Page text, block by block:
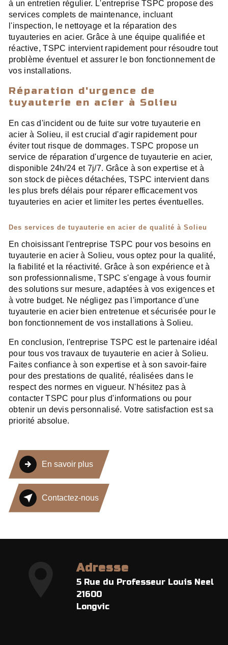
à un entretien régulier. L'entreprise TSPC propose des
services complets de maintenance, incluant
l'inspection, le nettoyage et la réparation des
tuyauteries en acier. Grâce à une équipe qualifiée et
réactive, TSPC intervient rapidement pour résoudre tout
problème éventuel et assurer le bon fonctionnement de
vos installations.
Réparation d'urgence de
tuyauterie en acier à Solieu
En cas d'incident ou de fuite sur votre tuyauterie en
acier à Solieu, il est crucial d'agir rapidement pour
éviter tout risque de dommages. TSPC propose un
service de réparation d'urgence de tuyauterie en acier,
disponible 24h/24 et 7j/7. Grâce à son expertise et à
son stock de pièces détachées, TSPC intervient dans
les plus brefs délais pour réparer efficacement vos
tuyauteries en acier et limiter les pertes éventuelles.
Des services de tuyauterie en acier de qualité à Solieu
En choisissant l'entreprise TSPC pour vos besoins en
tuyauterie en acier à Solieu, vous optez pour la qualité,
la fiabilité et la réactivité. Grâce à son expérience et à
son professionnalisme, TSPC s'engage à vous fournir
des solutions sur mesure, adaptées à vos exigences et
à votre budget. Ne négligez pas l'importance d'une
tuyauterie en acier bien entretenue et sécurisée pour le
bon fonctionnement de vos installations à Solieu.
En conclusion, l'entreprise TSPC est le partenaire idéal
pour tous vos travaux de tuyauterie en acier à Solieu.
Faites confiance à son expertise et à son savoir-faire
pour des prestations de qualité, réalisées dans le
respect des normes en vigueur. N'hésitez pas à
contacter TSPC pour plus d'informations ou pour
obtenir un devis personnalisé. Votre satisfaction est sa
priorité absolue.
En savoir plus
Contactez-nous
Adresse
5 Rue du Professeur Louis Neel
21600
Longvic